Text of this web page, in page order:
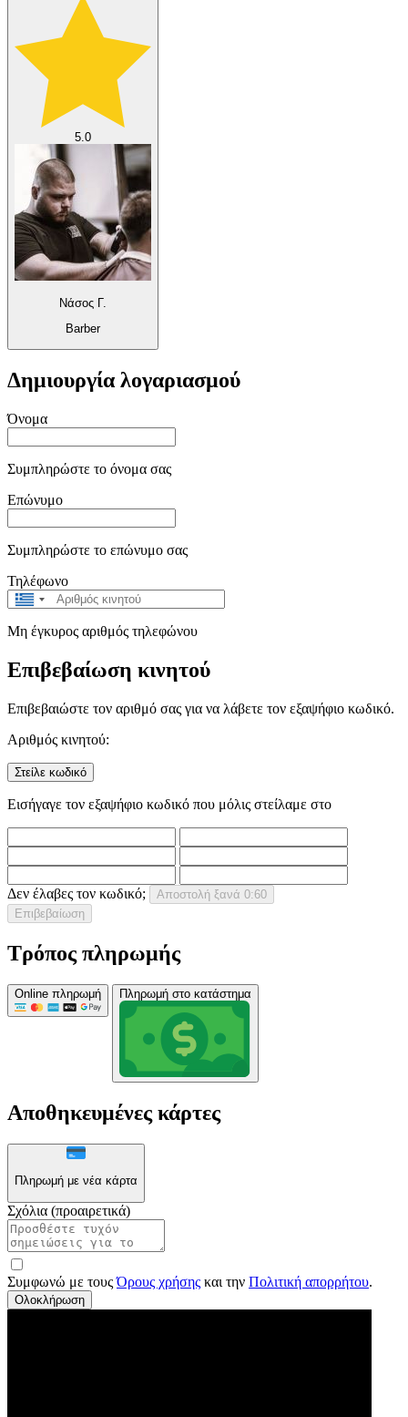
5.0
Νάσος Γ.
Barber
Δημιουργία λογαριασμού
Όνομα
Συμπληρώστε το όνομα σας
Επώνυμο
Συμπληρώστε το επώνυμο σας
Τηλέφωνο
Greece
Μη έγκυρος αριθμός τηλεφώνου
Επιβεβαίωση κινητού
Επιβεβαιώστε τον αριθμό σας για να λάβετε τον εξαψήφιο κωδικό.
Αριθμός κινητού:
Στείλε κωδικό
Εισήγαγε τον εξαψήφιο κωδικό που μόλις στείλαμε στο
Δεν έλαβες τον κωδικό; Αποστολή ξανά 0:60
Επιβεβαίωση
Τρόπος πληρωμής
Online πληρωμή Πληρωμή στο κατάστημα
Αποθηκευμένες κάρτες
Πληρωμή με νέα κάρτα
Σχόλια (προαιρετικά)
Συμφωνώ με τουςΌρους χρήσης και την Πολιτική απορρήτου.
Ολοκλήρωση